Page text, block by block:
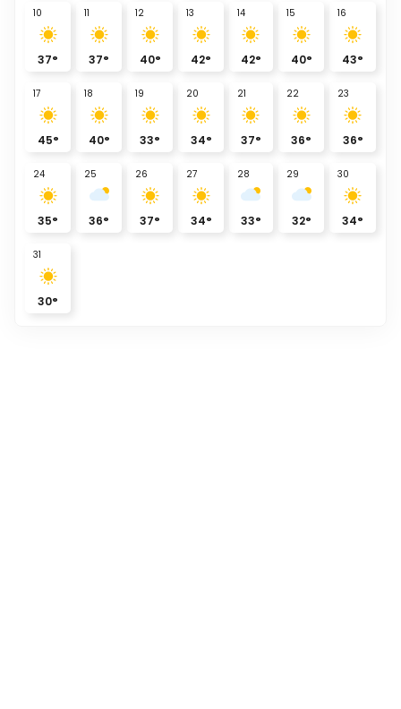
10
37°
11
37°
12
40°
13
42°
14
42°
15
40°
16
43°
17
45°
18
40°
19
33°
20
34°
21
37°
22
36°
23
36°
24
35°
25
36°
26
37°
27
34°
28
33°
29
32°
30
34°
31
30°